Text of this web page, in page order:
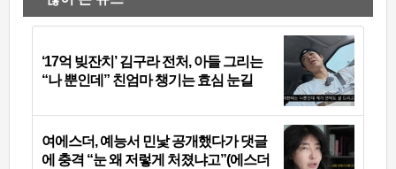
‘17억 빚잔치’ 김구라 전처, 아들 그리는
“나 뿐인데” 친엄마 챙기는 효심 눈길
여에스더, 예능서 민낯 공개했다가 댓글
에 충격 “눈 왜 저렇게 처졌냐고”(에스더